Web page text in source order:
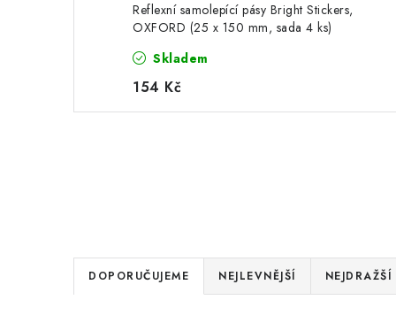
Reflexní samolepící pásy Bright Stickers,
OXFORD (25 x 150 mm, sada 4 ks)
Skladem
154 Kč
Ř
a
DOPORUČUJEME NEJLEVNĚJŠÍ NEJDRAŽŠÍ